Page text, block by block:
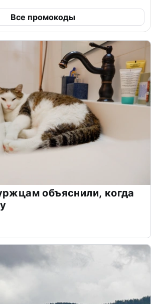
Все промокоды
объяснили, когда